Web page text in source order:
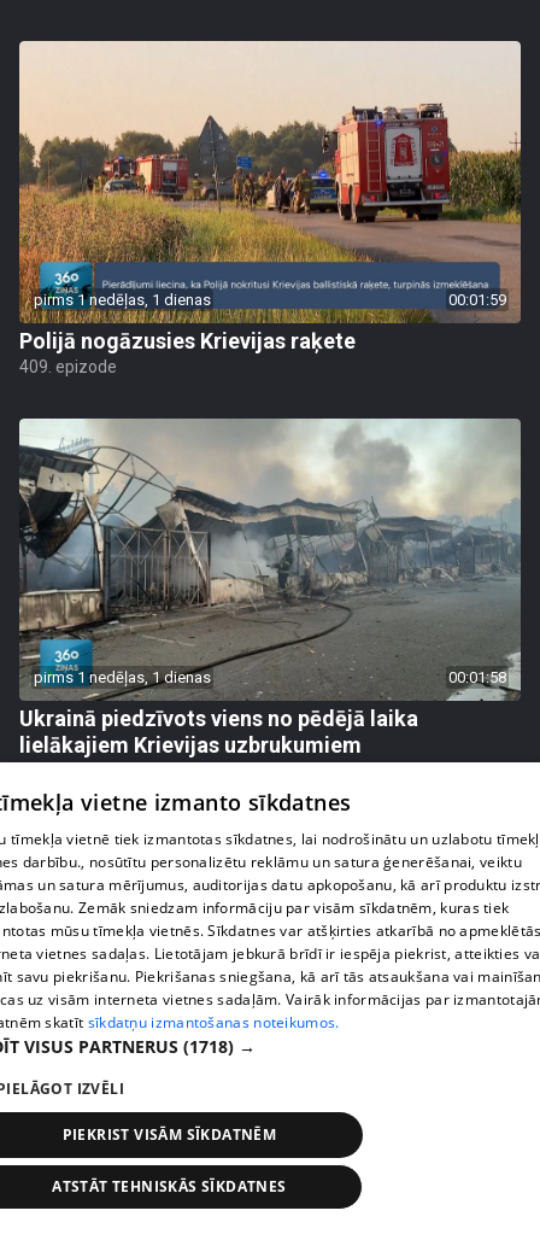
pirms 1 nedēļas, 1 dienas 00:01:59
Polijā nogāzusies Krievijas raķete
409. epizode
pirms 1 nedēļas, 1 dienas 00:01:58
Ukrainā piedzīvots viens no pēdējā laika
lielākajiem Krievijas uzbrukumiem
pirms 1 nedēļas, 1 dienas
Melleņu zelta drudzis: kas nosaka iepirkuma
409. epizode
vietne izmanto sīkdatnes
tīmekļa vietnē tiek izmantotas sīkdatnes, lai nodrošinātu un uzlabotu
darbību., nosūtītu personalizētu reklāmu un satura ģenerēšanai, veiktu
un satura mērījumus, auditorijas datu apkopošanu, kā arī produktu
Zemāk sniedzam informāciju par visām sīkdatnēm, kuras tiek
mūsu tīmekļa vietnēs. Sīkdatnes var atšķirties atkarībā no
vietnes sadaļas. Lietotājam jebkurā brīdī ir iespēja piekrist, atteikties
savu piekrišanu. Piekrišanas sniegšana, kā arī tās atsaukšana vai
uz visām interneta vietnes sadaļām. Vairāk informācijas par
skatīt sīkdatņu izmantošanas noteikumos.
VISUS PARTNERUS (1718) →
IZVĒLI
PIEKRIST VISĀM SĪKDATNĒM
ATSTĀT TEHNISKĀS SĪKDATNES